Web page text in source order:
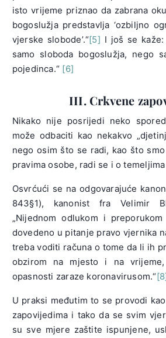
isto vrijeme priznao da zabrana
bogoslužja predstavlja ‘ozbiljno
vjerske slobode’.“[5] I još se
samo sloboda bogoslužja, nego
pojedinca.“ [6]
III. Crkvene
Nikako nije posrijedi neko
može odbaciti kao nekakvo
nego osim što se radi, kao što
pravima osobe, radi se i o
Osvrćući se na odgovarajuće
843§1), kanonist fra Velimir
„Nijednom odlukom i
dovedeno u pitanje pravo vjernika
treba voditi računa o tome da li ih
obzirom na mjesto i na
opasnosti zaraze koronavirusom.“
U praksi međutim to se provodi
zapovijedima i tako da se svim
su sve mjere zaštite ispunjene,